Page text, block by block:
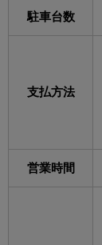
駐車台数
支払方法
営業時間